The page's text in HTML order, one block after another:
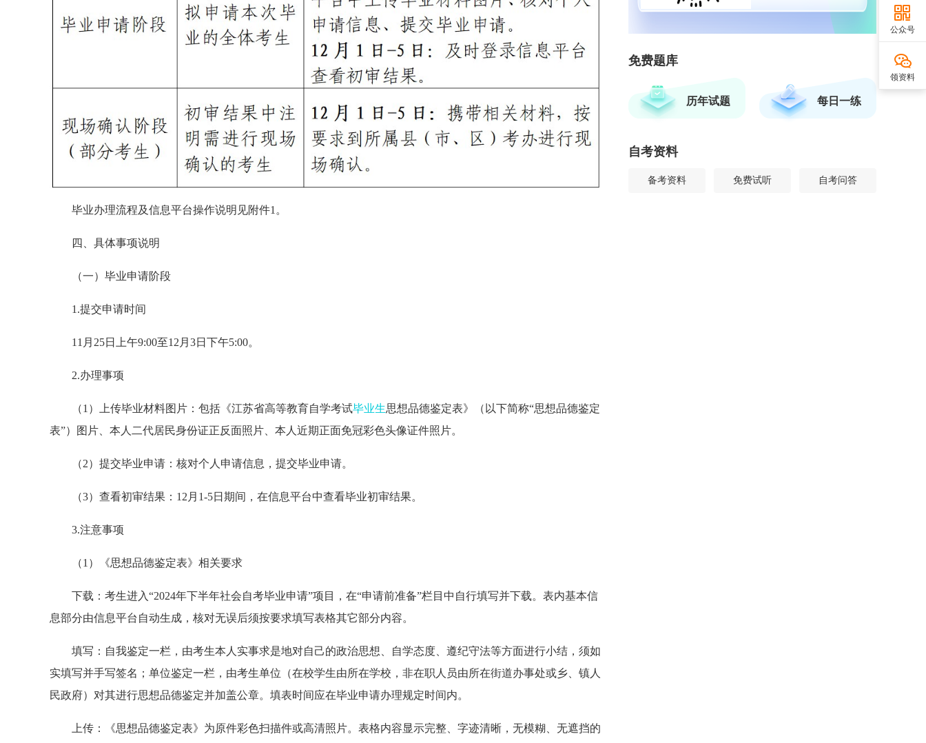
毕业办理流程及信息平台操作说明见附件1。
四、具体事项说明
（一）毕业申请阶段
1.提交申请时间
11月25日上午9:00至12月3日下午5:00。
2.办理事项
（1）上传毕业材料图片：包括《江苏省高等教育自学考试毕业生思想品德鉴定表》（以下简称“思想品德鉴定
表”）图片、本人二代居民身份证正反面照片、本人近期正面免冠彩色头像证件照片。
（2）提交毕业申请：核对个人申请信息，提交毕业申请。
（3）查看初审结果：12月1-5日期间，在信息平台中查看毕业初审结果。
3.注意事项
（1）《思想品德鉴定表》相关要求
下载：考生进入“2024年下半年社会自考毕业申请”项目，在“申请前准备”栏目中自行填写并下载。表内基本信
息部分由信息平台自动生成，核对无误后须按要求填写表格其它部分内容。
填写：自我鉴定一栏，由考生本人实事求是地对自己的政治思想、自学态度、遵纪守法等方面进行小结，须如
实填写并手写签名；单位鉴定一栏，由考生单位（在校学生由所在学校，非在职人员由所在街道办事处或乡、镇人
民政府）对其进行思想品德鉴定并加盖公章。填表时间应在毕业申请办理规定时间内。
上传：《思想品德鉴定表》为原件彩色扫描件或高清照片。表格内容显示完整、字迹清晰，无模糊、无遮挡的
免费题库
历年试题 每日一练
自考资料
备考资料 免费试听 自考问答
公众号
领资料